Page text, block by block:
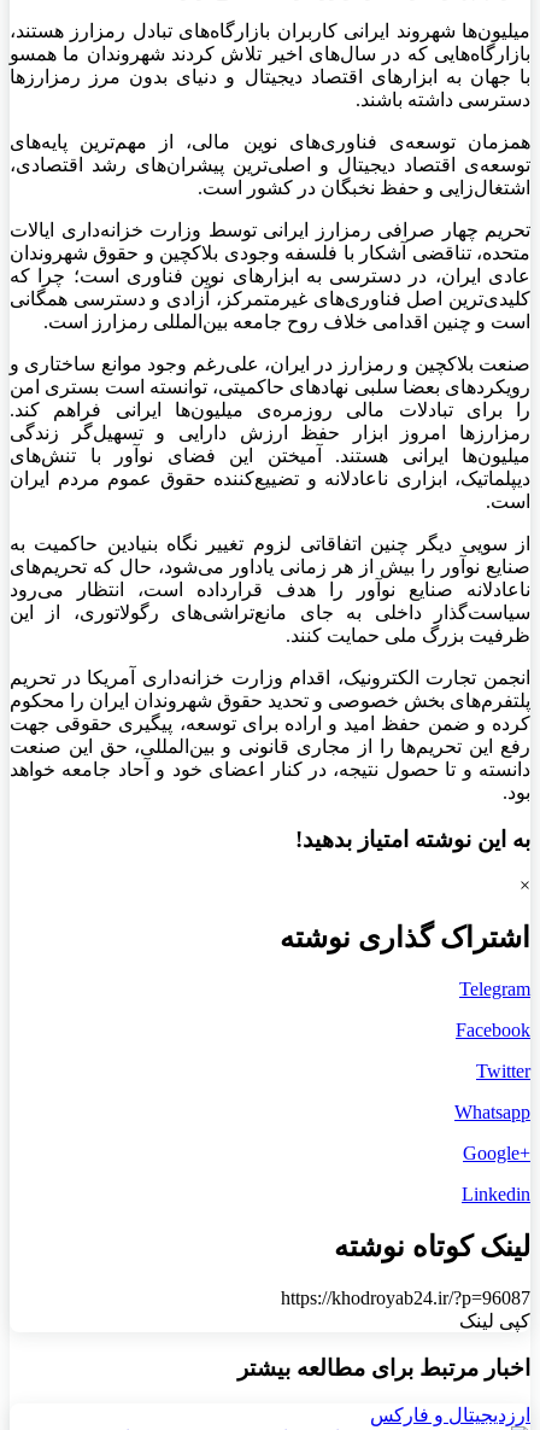
میلیون‌ها شهروند ایرانی کاربران بازارگاه‌های تبادل رمزارز هستند،
بازار‌گاه‌هایی که در سال‌های اخیر تلاش کردند شهروندان ما همسو
با جهان به ابزار‌های اقتصاد دیجیتال و دنیای بدون مرز رمزارز‌ها
دسترسی داشته باشند.
همزمان توسعه‌ی فناوری‌های نوین مالی، از مهم‌ترین پایه‌های
توسعه‌ی اقتصاد دیجیتال و اصلی‌ترین پیشران‌های رشد اقتصادی،
اشتغال‌زایی و حفظ نخبگان در کشور است.
تحریم چهار صرافی رمزارز ایرانی توسط وزارت خزانه‌داری ایالات
متحده، تناقضی آشکار با فلسفه وجودی بلاکچین و حقوق شهروندان
عادی ایران، در دسترسی به ابزار‌های نوین فناوری است؛ چرا که
کلیدی‌ترین اصل فناوری‌های غیرمتمرکز، آزادی و دسترسی همگانی
است و چنین اقدامی خلاف روح جامعه بین‌المللی رمزارز است.
صنعت بلاکچین و رمزارز در ایران، علی‌رغم وجود موانع ساختاری و
رویکرد‌های بعضا سلبی نهاد‌های حاکمیتی، توانسته است بستری امن
را برای تبادلات مالی روزمره‌ی میلیون‌ها ایرانی فراهم کند.
رمزارز‌ها امروز ابزار حفظ ارزش دارایی و تسهیل‌گر زندگی
میلیون‌ها ایرانی هستند. آمیختن این فضای نوآور با تنش‌های
دیپلماتیک، ابزاری ناعادلانه و تضییع‌کننده حقوق عموم مردم ایران
است.
از سویی دیگر چنین اتفاقاتی لزوم تغییر نگاه بنیادین حاکمیت به
صنایع نوآور را بیش از هر زمانی یاداور می‌شود، حال که تحریم‌های
ناعادلانه صنایع نوآور را هدف قرارداده است، انتظار می‌رود
سیاست‌گذار داخلی به جای مانع‌تراشی‌های رگولاتوری، از این
ظرفیت بزرگ ملی حمایت کنند.
انجمن تجارت الکترونیک، اقدام وزارت خزانه‌داری آمریکا در تحریم
پلتفرم‌های بخش خصوصی و تحدید حقوق شهروندان ایران را محکوم
کرده و ضمن حفظ امید و اراده برای توسعه، پیگیری حقوقی جهت
رفع این تحریم‌ها را از مجاری قانونی و بین‌المللی، حق این صنعت
دانسته و تا حصول نتیجه، در کنار اعضای خود و آحاد جامعه خواهد
بود.
به این نوشته امتیاز بدهید!
×
اشتراک گذاری نوشته
Telegram
Facebook
Twitter
Whatsapp
+Google
Linkedin
لینک کوتاه نوشته
https://khodroyab24.ir/?p=96087
کپی لینک
اخبار مرتبط برای مطالعه بیشتر
ارزدیجیتال و فارکس